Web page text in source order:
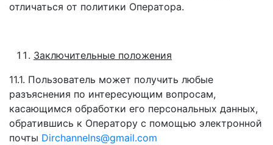
отличаться от политики Оператора.
Заключительные положения
11.1. Пользователь может получить любые
разъяснения по интересующим вопросам,
касающимся обработки его персональных данных,
обратившись к Оператору с помощью электронной
почты Dirchannelns@gmail.com